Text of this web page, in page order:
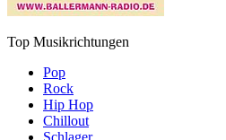
Top Musikrichtungen
Pop
Rock
Hip Hop
Chillout